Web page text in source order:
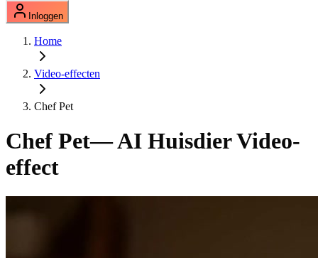
Inloggen
Home
Video-effecten
Chef Pet
Chef Pet— AI Huisdier Video-
effect